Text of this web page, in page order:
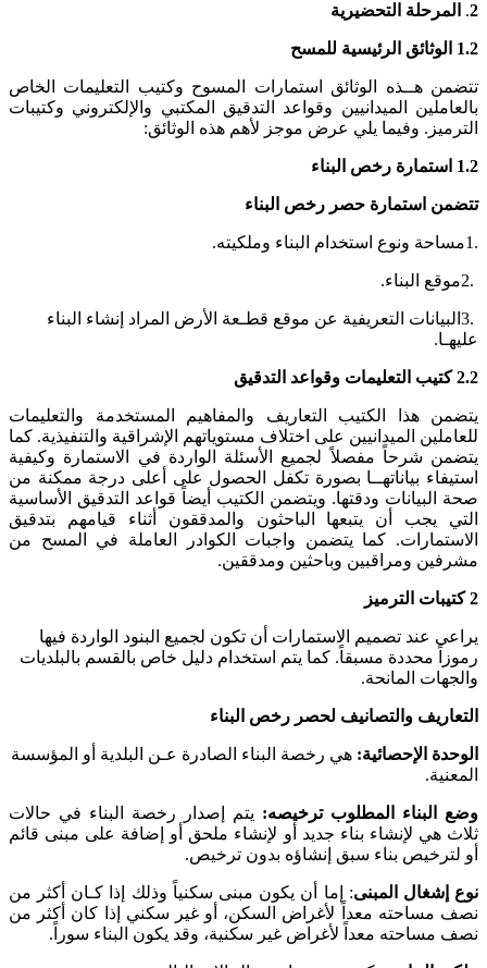
2
. المرحلة التحضيرية
1.2 الوثائق الرئيسية للمسح
تتضمن هــذه الوثائق استمارات المسوح وكتيب التعليمات الخاص
بالعاملين الميدانيين وقواعد التدقيق المكتبي والإلكتروني وكتيبات
الترميز. وفيما يلي عرض موجز لأهم هذه الوثائق:
1.2 استمارة رخص البناء
تتضمن استمارة حصر رخص البناء
.1مساحة ونوع استخدام البناء وملكيته.
.2موقع البناء.
.3البيانات التعريفية عن موقع قطـعة الأرض المراد إنشاء البناء
عليهـا.
2.2 كتيب التعليمات وقواعد التدقيق
يتضمن هذا الكتيب التعاريف والمفاهيم المستخدمة والتعليمات
للعاملين الميدانيين على اختلاف مستوياتهم الإشراقية والتنفيذية. كما
يتضمن شرحاً مفصلاً لجميع الأسئلة الواردة في الاستمارة وكيفية
استيفاء بياناتهــا بصورة تكفل الحصول على أعلى درجة ممكنة من
صحة البيانات ودقتها. ويتضمن الكتيب أيضاً قواعد التدقيق الأساسية
التي يجب أن يتبعها الباحثون والمدققون أثناء قيامهم بتدقيق
الاستمارات. كما يتضمن واجبات الكوادر العاملة في المسح من
مشرفين ومراقبين وباحثين ومدققين.
2كتيبات الترميز
يراعى عند تصميم الاستمارات أن تكون لجميع البنود الواردة فيها
رموزاً محددة مسبقاً. كما يتم استخدام دليل خاص بالقسم بالبلديات
والجهات المانحة.
التعاريف والتصانيف لحصر رخص البناء
الوحدة الإحصائية: هي رخصة البناء الصادرة عـن البلدية أو المؤسسة
المعنية.
وضع البناء المطلوب ترخيصه: يتم إصدار رخصة البناء في حالات
ثلاث هي لإنشاء بناء جديد أو لإنشاء ملحق أو إضافة على مبنى قائم
أو لترخيص بناء سبق إنشاؤه بدون ترخيص.
نوع إشغال المبنى: إما أن يكون مبنى سكنياً وذلك إذا كـان أكثر من
نصف مساحته معداً لأغراض السكن، أو غير سكني إذا كان أكثر من
نصف مساحته معداً لأغراض غير سكنية، وقد يكون البناء سوراً.